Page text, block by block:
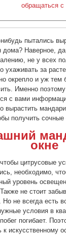
обращаться с
пытались
дома? Наверное,
не у всех
ухаживать за
окрепло и уж тем
Именно
с вами
вырастить
получить сочные
окне
цитрусовые
необходимо,
уровень
не стоит
Но не всегда есть
условия в
погибает.
к искусственному